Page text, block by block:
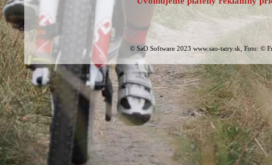
© SaO Software 2023 www.sao-tatry.sk, Foto: ©